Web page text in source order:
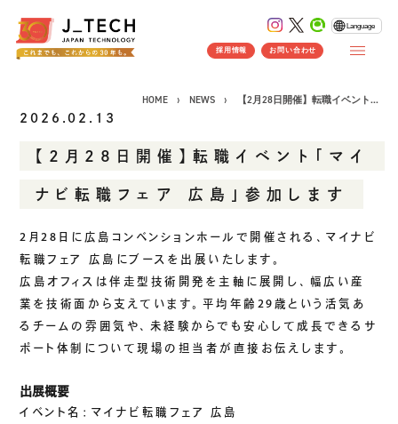
コンセプト
SERVICE
J's Works ERP
FLEXSCHE
クラウドソリューション
生成AIソリューション
Language
採用情報 お問い合わせ
HOME NEWS 【2月28日開催】転職イベント...
2026.02.13
【2月28日開催】転職イベント「マイ
ナビ転職フェア 広島」参加します
2月28日に広島コンベンションホールで開催される、マイナビ
転職フェア 広島にブースを出展いたします。
広島オフィスは伴走型技術開発を主軸に展開し、幅広い産
業を技術面から支えています。平均年齢29歳という活気あ
るチームの雰囲気や、未経験からでも安心して成長できるサ
ポート体制について現場の担当者が直接お伝えします。
出展概要
イベント名：マイナビ転職フェア 広島